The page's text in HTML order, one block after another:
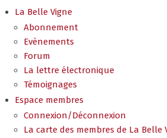
La Belle Vigne
Abonnement
Evènements
Forum
La lettre électronique
Témoignages
Espace membres
Connexion/Déconnexion
La carte des membres de La Belle